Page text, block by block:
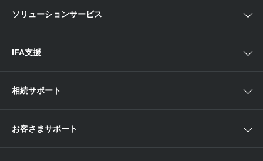
当社サービスのご利用にあたって
ソリューションサービス
IFA支援
相続サポート
お客さまサポート